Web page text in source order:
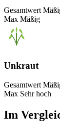
Gesamtwert
Max Mäßig
Unkraut
Gesamtwert
Max Sehr hoch
Im